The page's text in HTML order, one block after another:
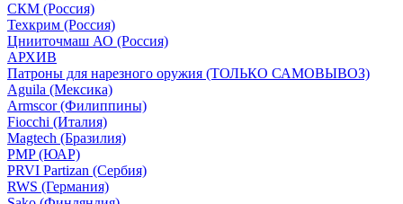
СКМ (Россия)
Техкрим (Россия)
Цнииточмаш АО (Россия)
АРХИВ
Патроны для нарезного оружия (ТОЛЬКО САМОВЫВОЗ)
Aguila (Мексика)
Armscor (Филиппины)
Fiocchi (Италия)
Magtech (Бразилия)
PMP (ЮАР)
PRVI Partizan (Сербия)
RWS (Германия)